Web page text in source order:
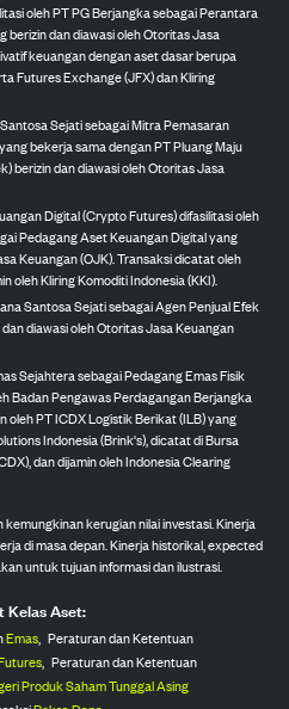
oleh PT PG Berjangka sebagai Perantara
berizin dan diawasi oleh Otoritas Jasa
keuangan dengan aset dasar berupa
Futures Exchange (JFX) dan Kliring
Sejati sebagai Mitra Pemasaran
bekerja sama dengan PT Pluang Maju
berizin dan diawasi oleh Otoritas Jasa
Digital (Crypto Futures) difasilitasi oleh
Pedagang Aset Keuangan Digital yang
Keuangan (OJK). Transaksi dicatat oleh
oleh Kliring Komoditi Indonesia (KKI).
Santosa Sejati sebagai Agen Penjual Efek
diawasi oleh Otoritas Jasa Keuangan
Sejahtera sebagai Pedagang Emas Fisik
Badan Pengawas Perdagangan Berjangka
oleh PT ICDX Logistik Berikat (ILB) yang
Indonesia (Brink's), dicatat di Bursa
dan dijamin oleh Indonesia Clearing
kerugian nilai investasi. Kinerja
di masa depan. Kinerja historikal, expected
untuk tujuan informasi dan ilustrasi.
Kelas Aset:
Emas, Peraturan dan Ketentuan
, Peraturan dan Ketentuan
Produk Saham Tunggal Asing